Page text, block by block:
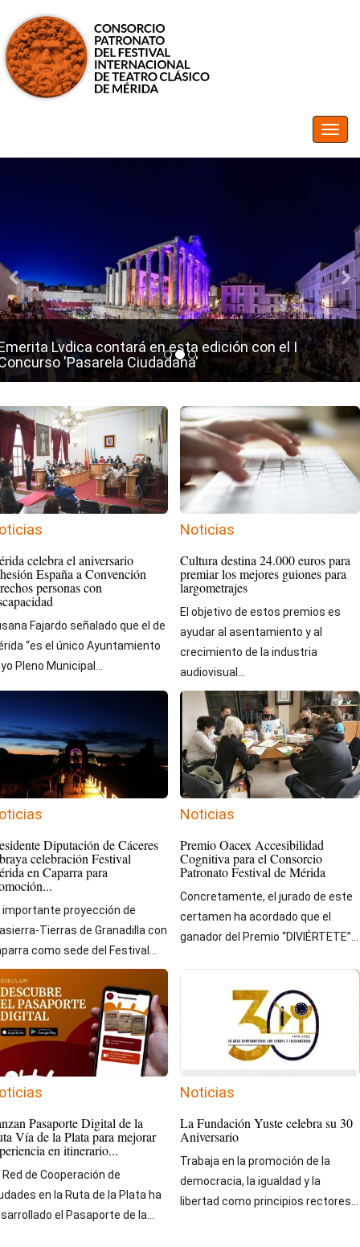
Lvdica contará en esta edición con el I
'Pasarela Ciudadana'
celebra el aniversario
España a Convención
personas con
Fajardo señalado que el de
“es el único Ayuntamiento
Pleno Municipal...
Noticias
Cultura destina 24.000 euros para
premiar los mejores guiones para
largometrajes
El objetivo de estos premios es
ayudar al asentamiento y al
crecimiento de la industria
audiovisual...
Diputación de Cáceres
celebración Festival
en Caparra para
importante proyección de
Tierras de Granadilla con
como sede del Festival...
Noticias
Premio Oacex Accesibilidad
Cognitiva para el Consorcio
Patronato Festival de Mérida
Concretamente, el jurado de este
certamen ha acordado que el
ganador del Premio “DIVIÉRTETE”...
Pasaporte Digital de la
Vía de la Plata para mejorar
en itinerario...
Red de Cooperación de
en la Ruta de la Plata ha
el Pasaporte de la...
Noticias
La Fundación Yuste celebra su 30
Aniversario
Trabaja en la promoción de la
democracia, la igualdad y la
libertad como principios rectores...